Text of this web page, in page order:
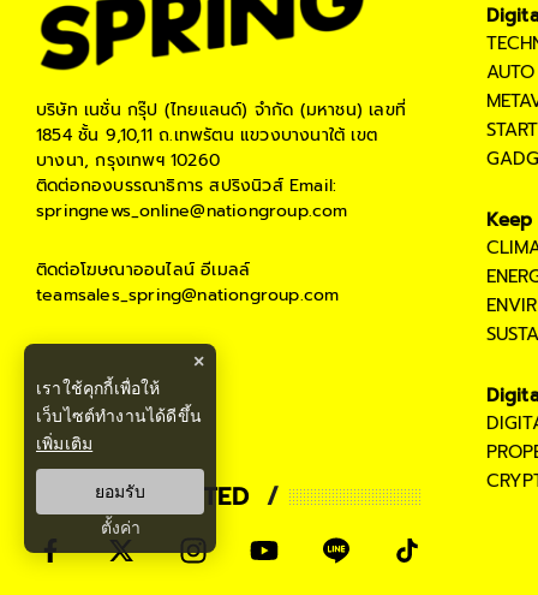
บริษัท เนชั่น กรุ๊ป (ไทยแลนด์) จำกัด (มหาชน) เลขที่
1854 ชั้น 9,10,11 ถ.เทพรัตน แขวงบางนาใต้ เขต
บางนา, กรุงเทพฯ 10260
ติดต่อกองบรรณาธิการ สปริงนิวส์Email:
springnews_online@nationgroup.com
ติดต่อโฆษณาออนไลน์ อีเมลล์
teamsales_spring@nationgroup.com
STAY CONNECTED
AUTO
×
เราใช้คุกกี้เพื่อให้
เว็บไซต์ทำงานได้ดีขึ้น
เพิ่มเติม
ยอมรับ
ตั้งค่า